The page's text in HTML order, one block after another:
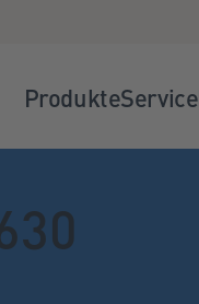
ProdukteService